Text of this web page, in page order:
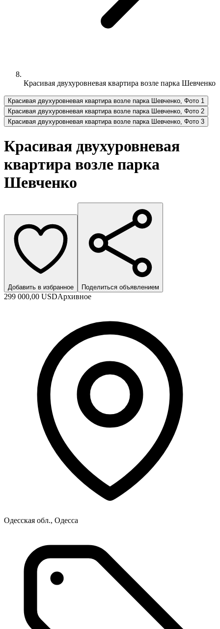
Красивая двухуровневая квартира возле парка Шевченко
Красивая двухуровневая квартира возле парка Шевченко, Фото 1
Красивая двухуровневая квартира возле парка Шевченко, Фото 2
Красивая двухуровневая квартира возле парка Шевченко, Фото 3
Красивая двухуровневая
квартира возле парка
Шевченко
Добавить в избранное Поделиться объявлением
299 000,00 USDАрхивное
Одесская обл., Одесса